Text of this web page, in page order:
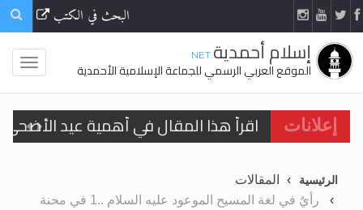
البحث في الكتب
إسلام أحمدية.NET
الموقع العربي الرسمي للجماعة الإسلامية الأحمدية
إعلانات
اقرأ هذا المقال في أهمية عيد
تعميم هامّ لأفراد الجماعة >> المزيد
الرئيسية
المقالات
رأيٌ في لغة المسيح الموعود عليه السلام ..1 في محنة